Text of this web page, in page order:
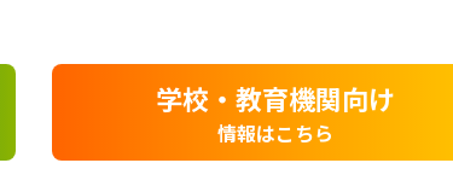
学校・教育機関向け
情報はこちら